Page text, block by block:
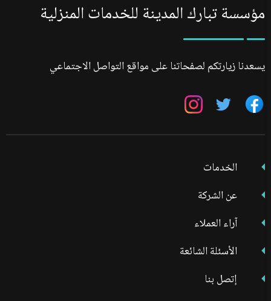
مؤسسة تبارك المدينة للخدمات المنزلية
يسعدنا زيارتكم لصفحاتنا على مواقع التواصل الاجتماعي
تابعنا
فيسبوك
تابعنا
على
تويتر
تابعنا
انستجرام
الخدمات
عن الشركة
آراء العملاء
الأسئلة الشائعة
إتصل بنا